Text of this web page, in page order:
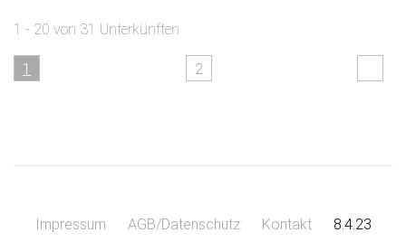
1 - 20 von 31 Unterkünften
1 2
Impressum AGB/Datenschutz Kontakt 8.4.23